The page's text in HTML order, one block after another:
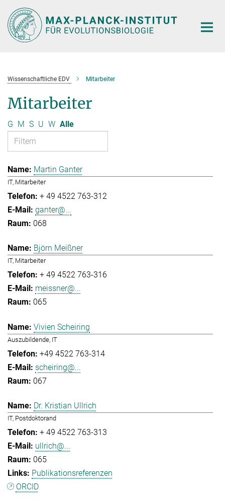
Hauptinhalt
Wissenschaftliche EDV Mitarbeiter
Mitarbeiter
G M S U W Alle
Martin Ganter
IT, Mitarbeiter
+ 49 4522 763-312
ganter@...
068
Björn Meißner
IT, Mitarbeiter
+ 49 4522 763-316
meissner@...
065
Vivien Scheiring
Auszubildende, IT
+49 4522 763-314
scheiring@...
067
Dr. Kristian Ullrich
IT, Postdoktorand
+ 49 4522 763-313
ullrich@...
065
Publikationsreferenzen
ORCID